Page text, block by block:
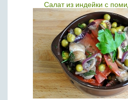
Салат из индейки с